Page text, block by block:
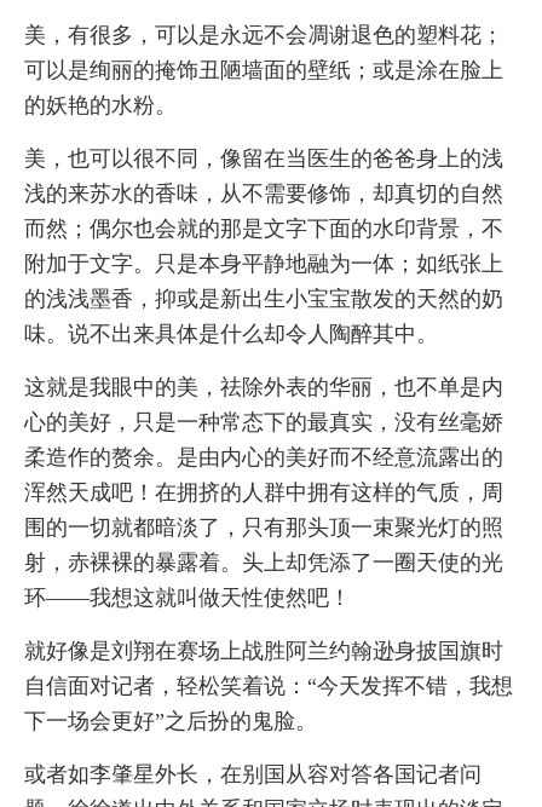
美，有很多，可以是永远不会凋谢退色的塑料花；
可以是绚丽的掩饰丑陋墙面的壁纸；或是涂在脸上
的妖艳的水粉。
美，也可以很不同，像留在当医生的爸爸身上的浅
浅的来苏水的香味，从不需要修饰，却真切的自然
而然；偶尔也会就的那是文字下面的水印背景，不
附加于文字。只是本身平静地融为一体；如纸张上
的浅浅墨香，抑或是新出生小宝宝散发的天然的奶
味。说不出来具体是什么却令人陶醉其中。
这就是我眼中的美，祛除外表的华丽，也不单是内
心的美好，只是一种常态下的最真实，没有丝毫娇
柔造作的赘余。是由内心的美好而不经意流露出的
浑然天成吧！在拥挤的人群中拥有这样的气质，周
围的一切就都暗淡了，只有那头顶一束聚光灯的照
射，赤裸裸的暴露着。头上却凭添了一圈天使的光
环——我想这就叫做天性使然吧！
就好像是刘翔在赛场上战胜阿兰约翰逊身披国旗时
自信面对记者，轻松笑着说：“今天发挥不错，我想
下一场会更好”之后扮的鬼脸。
或者如李肇星外长，在别国从容对答各国记者问